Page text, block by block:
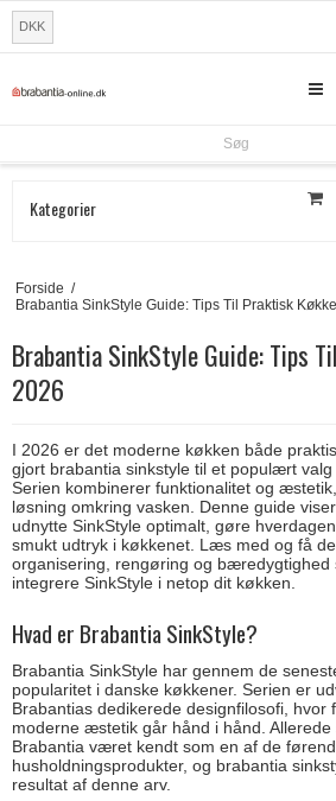
DKK
Søg
Kategorier
Forside /
Brabantia SinkStyle Guide: Tips Til Praktisk
Brabantia SinkStyle Guide: Tips
2026
I 2026 er det moderne køkken både
gjort brabantia sinkstyle til et populært valg
Serien kombinerer funktionalitet og
løsning omkring vasken. Denne guide
udnytte SinkStyle optimalt, gøre
smukt udtryk i køkkenet. Læs med og få de
organisering, rengøring og bæredygtighed
integrere SinkStyle i netop dit køkken.
Hvad er Brabantia SinkStyle?
Brabantia SinkStyle har gennem de
popularitet i danske køkkener. Serien er
Brabantias dedikerede designfilosofi, hvor
moderne æstetik går hånd i hånd.
Brabantia været kendt som en af de
husholdningsprodukter, og brabantia
resultat af denne arv.